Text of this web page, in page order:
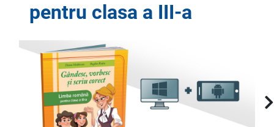
pentru clasa a III-a